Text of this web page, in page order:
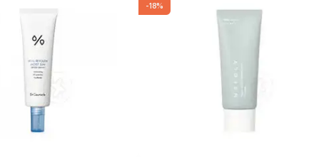
-18%